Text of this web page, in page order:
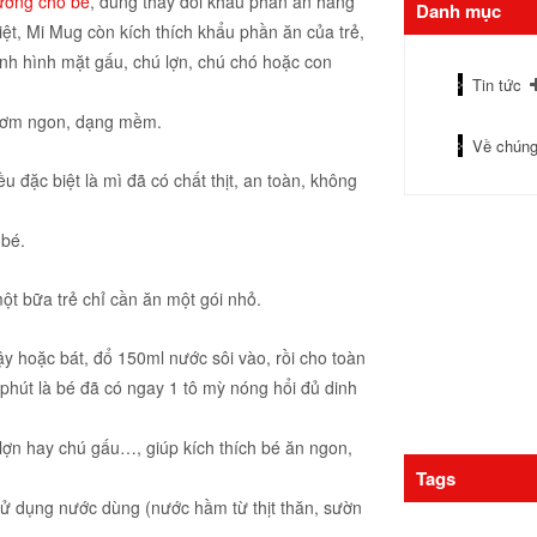
Mi Mug còn kích thích khẩu phần ăn của trẻ,
hình mặt gấu, chú lợn, chú chó hoặc con
ngon, dạng mềm.
đặc biệt là mì đã có chất thịt, an toàn, không
bữa trẻ chỉ cần ăn một gói nhỏ.
hoặc bát, đổ 150ml nước sôi vào, rồi cho toàn
là bé đã có ngay 1 tô mỳ nóng hổi đủ dinh
hay chú gấu…, giúp kích thích bé ăn ngon,
dụng nước dùng (nước hầm từ thịt thăn, sườn
Danh mục
Tin tức
Về
Tags